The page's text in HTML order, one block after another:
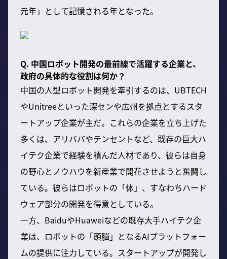
元年」として記憶される年となった。
Q. 中国ロボット開発の最前線で活躍する企業と、
政府の具体的な役割は何か？
中国の人型ロボット開発を牽引するのは、UBTECH
やUnitreeといった深センや広州を拠点とするスタ
ートアップ企業が主だ。これらの企業を立ち上げた
多くは、アリババやテンセントなど、既存の巨大ハ
イテク企業で経験を積んだ人材であり、彼らは自身
の野心とノウハウを新産業で開花させようと奮闘し
ている。彼らはロボットの「体」、すなわちハード
ウェア部分の開発を得意としている。
一方、BaiduやHuaweiなどの既存大手ハイテク企
業は、ロボットの「頭脳」となるAIプラットフォー
ムの提供に注力している。スタートアップが開発し